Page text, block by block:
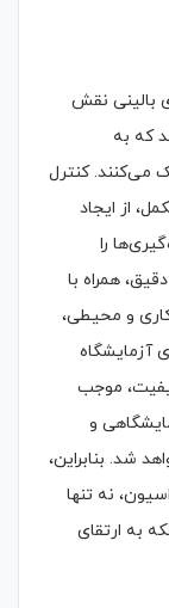
بالینی نقش
که به
می‌کنند. کنترل
از ایجاد
را
همراه با
و محیطی،
آزمایشگاه
موجب
و
شد. بنابراین،
نه تنها
به ارتقای